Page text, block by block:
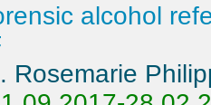
alcohol
Rosemarie